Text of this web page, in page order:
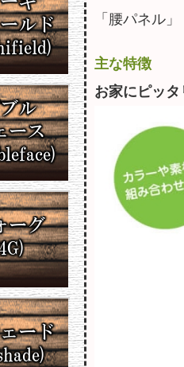
「腰パネル
主な特徴
お家にピッ